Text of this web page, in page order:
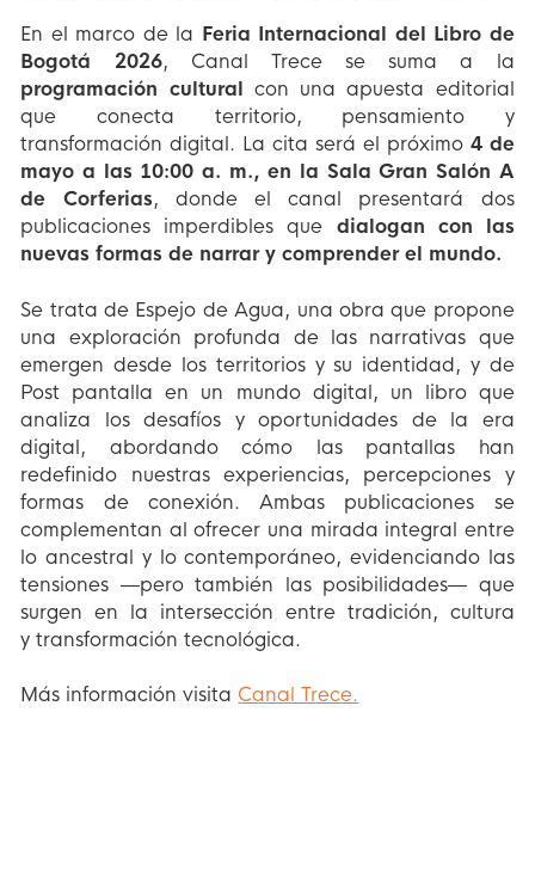
En el marco de la Feria Internacional del Libro de
Bogotá 2026, Canal Trece se suma a la
programación cultural con una apuesta editorial
que conecta territorio, pensamiento y
transformación digital. La cita será el próximo 4 de
mayo a las 10:00 a. m., en la Sala Gran Salón A
de Corferias, donde el canal presentará dos
publicaciones imperdibles que dialogan con las
nuevas formas de narrar y comprender el mundo.
Se trata de Espejo de Agua, una obra que propone
una exploración profunda de las narrativas que
emergen desde los territorios y su identidad, y de
Post pantalla en un mundo digital, un libro que
analiza los desafíos y oportunidades de la era
digital, abordando cómo las pantallas han
redefinido nuestras experiencias, percepciones y
formas de conexión. Ambas publicaciones se
complementan al ofrecer una mirada integral entre
lo ancestral y lo contemporáneo, evidenciando las
tensiones —pero también las posibilidades— que
surgen en la intersección entre tradición, cultura
y transformación tecnológica.
Más información visita Canal Trece.